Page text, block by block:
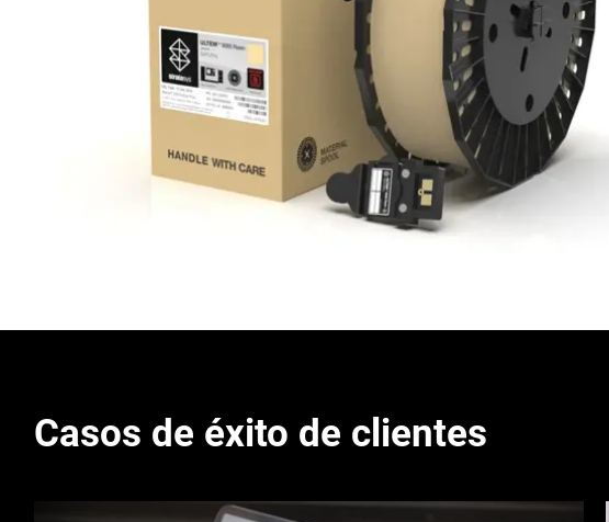
Casos de éxito de clientes